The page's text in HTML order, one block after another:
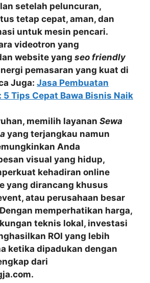
setelah peluncuran,
tetap cepat, aman, dan
untuk mesin pencari.
videotron yang
website yang seo friendly
pemasaran yang kuat di
Juga: Jasa Pembuatan
Tips Cepat Bawa Bisnis Naik
memilih layanan Sewa
yang terjangkau namun
Anda
visual yang hidup,
kehadiran online
yang dirancang khusus
atau perusahaan besar
memperhatikan harga,
teknis lokal, investasi
ROI yang lebih
ketika dipadukan dengan
dari